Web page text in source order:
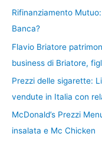
Rifinanziamento Mutuo:
Banca?
Flavio Briatore
business di Briatore,
Prezzi delle sigarette:
vendute in Italia con
McDonald’s Prezzi
insalata e Mc Chicken